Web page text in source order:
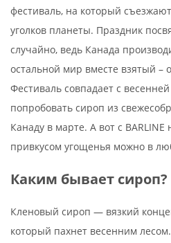
фестиваль, на который
уголков планеты. Праздник
случайно, ведь Канада
остальной мир вместе взятый –
Фестиваль совпадает с
попробовать сироп из
Канаду в марте. А вот с
привкусом угощенья можно в
Каким бывает сироп?
Кленовый сироп — вязкий
который пахнет весенним